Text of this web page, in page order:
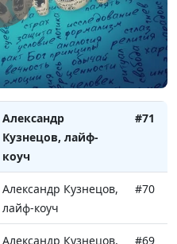
лайф-коуч
Александр Кузнецов,
лайф-коуч
#72
Александр
Кузнецов, лайф-
коуч
#71
Александр Кузнецов,
лайф-коуч
#70
Александр Кузнецов,
#69